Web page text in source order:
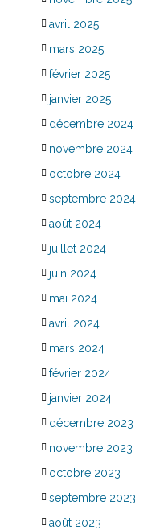
avril 2025
mars 2025
février 2025
janvier 2025
décembre 2024
novembre 2024
octobre 2024
septembre 2024
août 2024
juillet 2024
juin 2024
mai 2024
avril 2024
mars 2024
février 2024
janvier 2024
décembre 2023
novembre 2023
octobre 2023
septembre 2023
août 2023